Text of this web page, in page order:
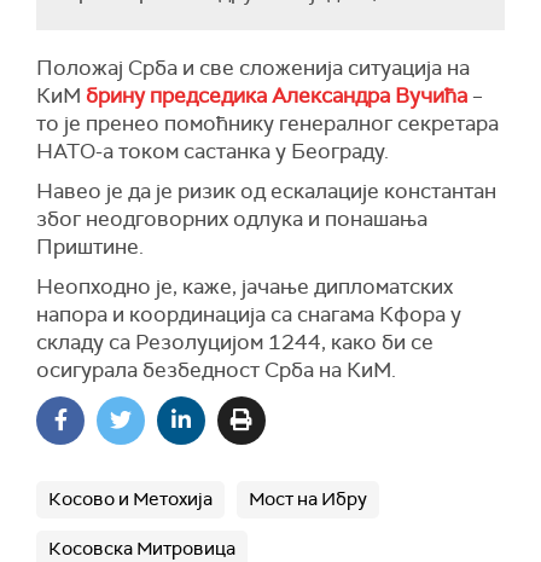
Положај Срба и све сложенија ситуација на
КиМ брину председика Александра Вучића –
то је пренео помоћнику генералног секретара
НАТО-а током састанка у Београду.
Навео је да је ризик од ескалације константан
због неодговорних одлука и понашања
Приштине.
Неопходно је, каже, јачање дипломатских
напора и координација са снагама Кфора у
складу са Резолуцијом 1244, како би се
осигурала безбедност Срба на КиМ.
Косово и Метохија Мост на Ибру
Косовска Митровица